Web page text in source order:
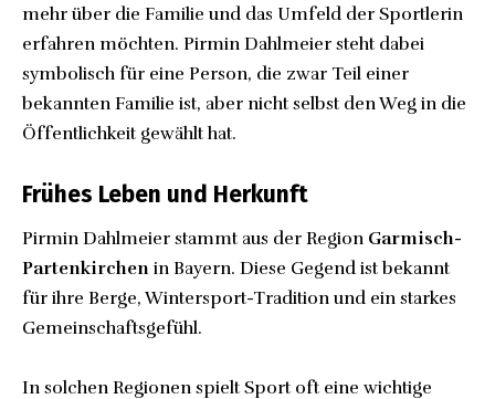
mehr über die Familie und das Umfeld der Sportlerin
erfahren möchten. Pirmin Dahlmeier steht dabei
symbolisch für eine Person, die zwar Teil einer
bekannten Familie ist, aber nicht selbst den Weg in die
Öffentlichkeit gewählt hat.
Frühes Leben und Herkunft
Pirmin Dahlmeier stammt aus der Region Garmisch-
Partenkirchen in Bayern. Diese Gegend ist bekannt
für ihre Berge, Wintersport-Tradition und ein starkes
Gemeinschaftsgefühl.
In solchen Regionen spielt Sport oft eine wichtige